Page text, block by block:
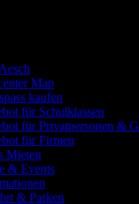
Map
kaufen
für Schulklassen
für Privatpersonen &
für Firmen
Mieten
& Events
& Parken